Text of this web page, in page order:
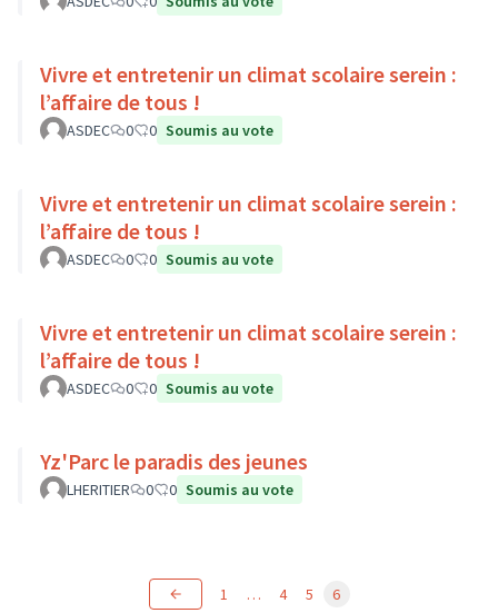
Vivre et entretenir un climat scolaire serein :
l’affaire de tous !
ASDEC 0 0 Soumis au vote
Vivre et entretenir un climat scolaire serein :
l’affaire de tous !
ASDEC 0 0 Soumis au vote
Vivre et entretenir un climat scolaire serein :
l’affaire de tous !
ASDEC 0 0 Soumis au vote
Yz'Parc le paradis des jeunes
LHERITIER 0 0 Soumis au vote
1 … 4 5 6